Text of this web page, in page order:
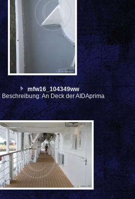
mfw16_104349ww
Beschreibung: An Deck der AIDAprima